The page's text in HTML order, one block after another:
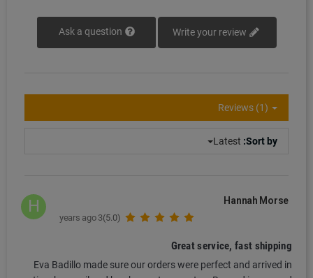
Reviews (1)
Sort by:
Latest
H Hannah Morse
(5.0)
3 years ago
Great service, fast shipping
Eva Badillo made sure our orders were perfect and arrived in